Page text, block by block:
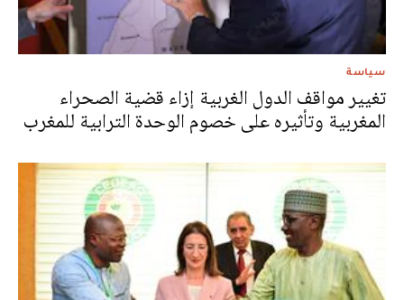
سياسة
تغيير مواقف الدول الغربية إزاء قضية الصحراء
المغربية وتأثيره على خصوم الوحدة الترابية للمغرب